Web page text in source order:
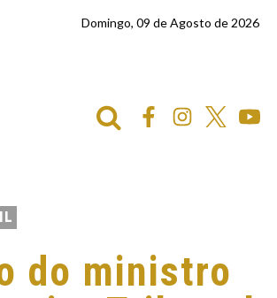
Domingo, 09 de Agosto de 2026
do ministro